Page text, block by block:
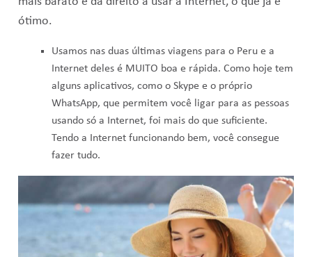
ótimo.
Usamos nas duas últimas viagens para o Peru e a
Internet deles é MUITO boa e rápida. Como hoje tem
alguns aplicativos, como o Skype e o próprio
WhatsApp, que permitem você ligar para as pessoas
usando só a Internet, foi mais do que suficiente.
Tendo a Internet funcionando bem, você consegue
fazer tudo.